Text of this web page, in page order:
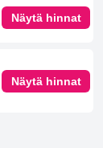
Näytä hinnat
Näytä hinnat